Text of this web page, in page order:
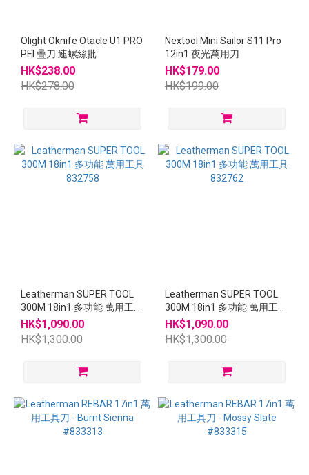
Olight Oknife Otacle U1 PRO
PEI 疊刀 連螺絲批
HK$238.00
HK$278.00
Nextool Mini Sailor S11 Pro
12in1 夜光萬用刀
HK$179.00
HK$199.00
Leatherman SUPER TOOL
300M 18in1 多功能 萬用工具
832758
HK$1,090.00
HK$1,300.00
Leatherman SUPER TOOL
300M 18in1 多功能 萬用工具
832762
HK$1,090.00
HK$1,300.00